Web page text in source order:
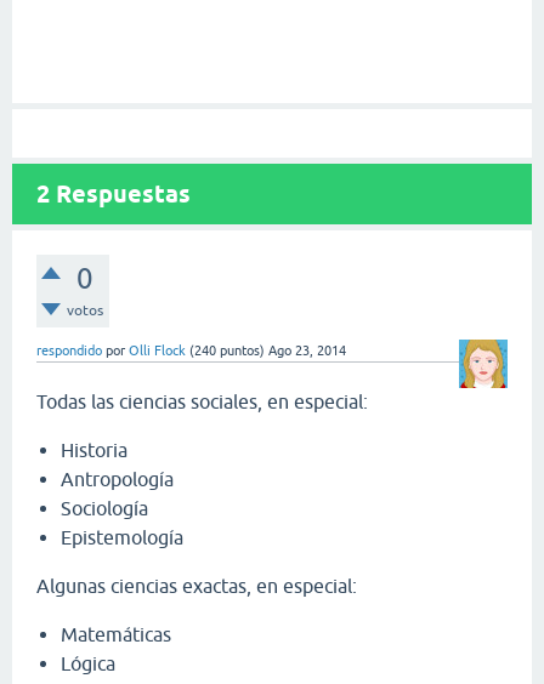
2 Respuestas
0
votos
respondido por Olli Flock (240 puntos) Ago 23, 2014
Todas las ciencias sociales, en especial:
Historia
Antropología
Sociología
Epistemología
Algunas ciencias exactas, en especial:
Matemáticas
Lógica